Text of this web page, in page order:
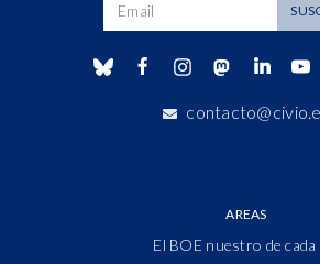
AREAS
El BOE nuestro de cada